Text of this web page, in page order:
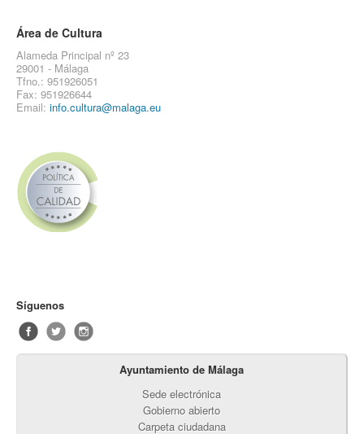
Área de Cultura
Alameda Principal nº 23
29001 - Málaga
Tfno.: 951926051
Fax: 951926644
Email: info.cultura@malaga.eu
Síguenos
Ayuntamiento de Málaga
Sede electrónica
Gobierno abierto
Carpeta ciudadana